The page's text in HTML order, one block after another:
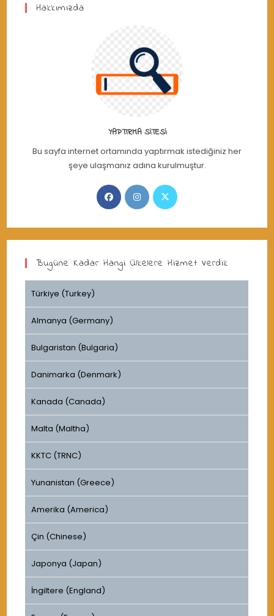
Hakkımızda
YAPTIRMA SITESI
Bu sayfa internet ortamında yaptırmak istediğiniz her
şeye ulaşmanız adına kurulmuştur.
Opens
in
new
Opens
in
new
Opens
new
Bugüne Kadar Hangi Ülkelere Hizmet Verdik
Türkiye (Turkey)
Almanya (Germany)
Bulgaristan (Bulgaria)
Danimarka (Denmark)
Kanada (Canada)
Malta (Maltha)
KKTC (TRNC)
Yunanistan (Greece)
Amerika (America)
Çin (Chinese)
Japonya (Japan)
İngiltere (England)